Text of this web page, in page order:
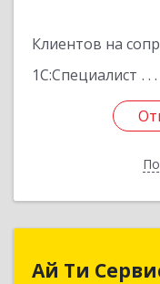
Клиентов на
1С:Специалист
Ай Ти